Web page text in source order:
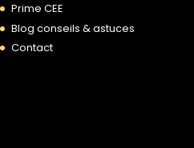
Prime CEE
Blog conseils & astuces
Contact